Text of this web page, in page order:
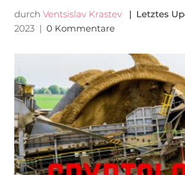
durch Ventsislav Krastev | Letztes
2023| 0 Kommentare